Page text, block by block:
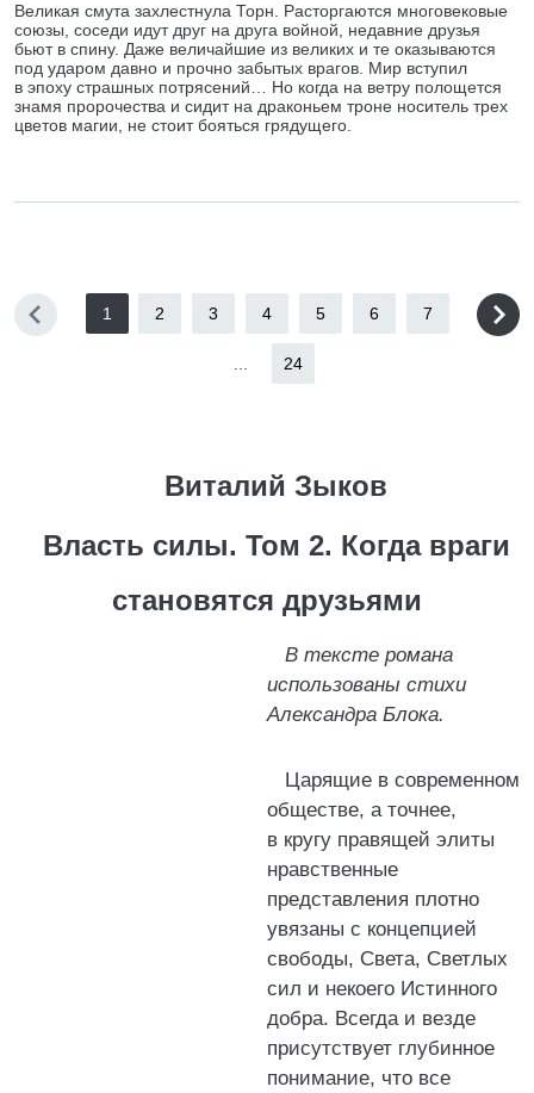
Великая смута захлестнула Торн. Расторгаются многовековые
союзы, соседи идут друг на друга войной, недавние друзья
бьют в спину. Даже величайшие из великих и те оказываются
под ударом давно и прочно забытых врагов. Мир вступил
в эпоху страшных потрясений… Но когда на ветру полощется
знамя пророчества и сидит на драконьем троне носитель трех
цветов магии, не стоит бояться грядущего.
1 2 3 4 5 6 7
24
Виталий Зыков
Власть силы. Том 2. Когда враги
становятся друзьями
В тексте романа
использованы стихи
Александра Блока.
Царящие в современном
обществе, а точнее,
в кругу правящей элиты
нравственные
представления плотно
увязаны с концепцией
свободы, Света, Светлых
сил и некоего Истинного
добра. Всегда и везде
присутствует глубинное
понимание, что все